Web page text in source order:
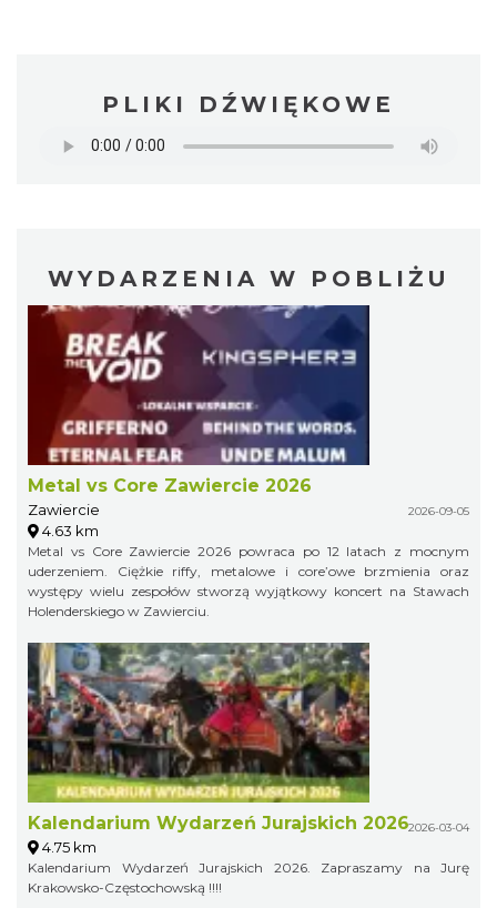
PLIKI DŹWIĘKOWE
WYDARZENIA W POBLIŻU
Metal vs Core Zawiercie 2026
Zawiercie 2026-09-05
4.63 km
Metal vs Core Zawiercie 2026 powraca po 12 latach z mocnym
uderzeniem. Ciężkie riffy, metalowe i core’owe brzmienia oraz
występy wielu zespołów stworzą wyjątkowy koncert na Stawach
Holenderskiego w Zawierciu.
Kalendarium Wydarzeń Jurajskich 20262026-03-04
4.75 km
Kalendarium Wydarzeń Jurajskich 2026. Zapraszamy na Jurę
Krakowsko-Częstochowską !!!!